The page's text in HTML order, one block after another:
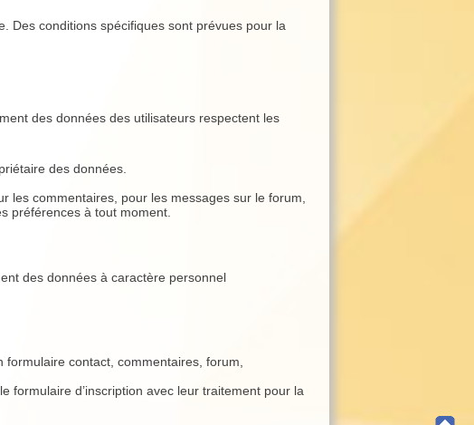
Des conditions spécifiques sont prévues pour la
des données des utilisateurs respectent les
des données.
les commentaires, pour les messages sur le forum,
préférences à tout moment.
des données à caractère personnel
formulaire contact, commentaires, forum,
formulaire d’inscription avec leur traitement pour la